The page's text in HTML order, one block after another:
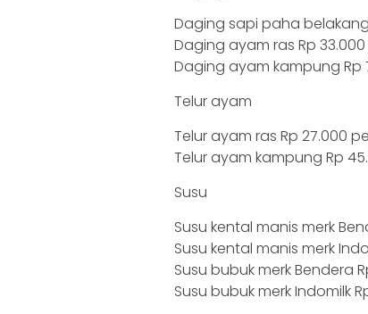
Daging sapi paha belakang
Daging ayam ras Rp
Daging ayam kampung Rp
Telur ayam
Telur ayam ras Rp 27.000
Telur ayam kampung Rp
Susu
Susu kental manis merk
Susu kental manis merk
Susu bubuk merk Bendera
Susu bubuk merk Indomilk